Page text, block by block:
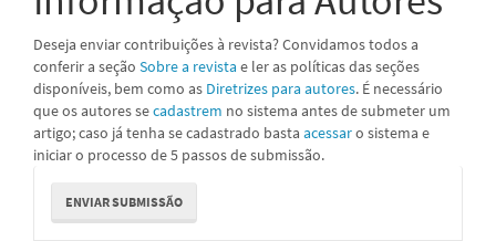
Deseja enviar contribuições à revista? Convidamos todos a
conferir a seção Sobre a revista e ler as políticas das seções
disponíveis, bem como as Diretrizes para autores. É necessário
que os autores secadastrem no sistema antes de submeter um
artigo; caso já tenha se cadastrado basta acessaro sistema e
iniciar o processo de 5 passos de submissão.
Enviar
Submissão
ENVIAR SUBMISSÃO